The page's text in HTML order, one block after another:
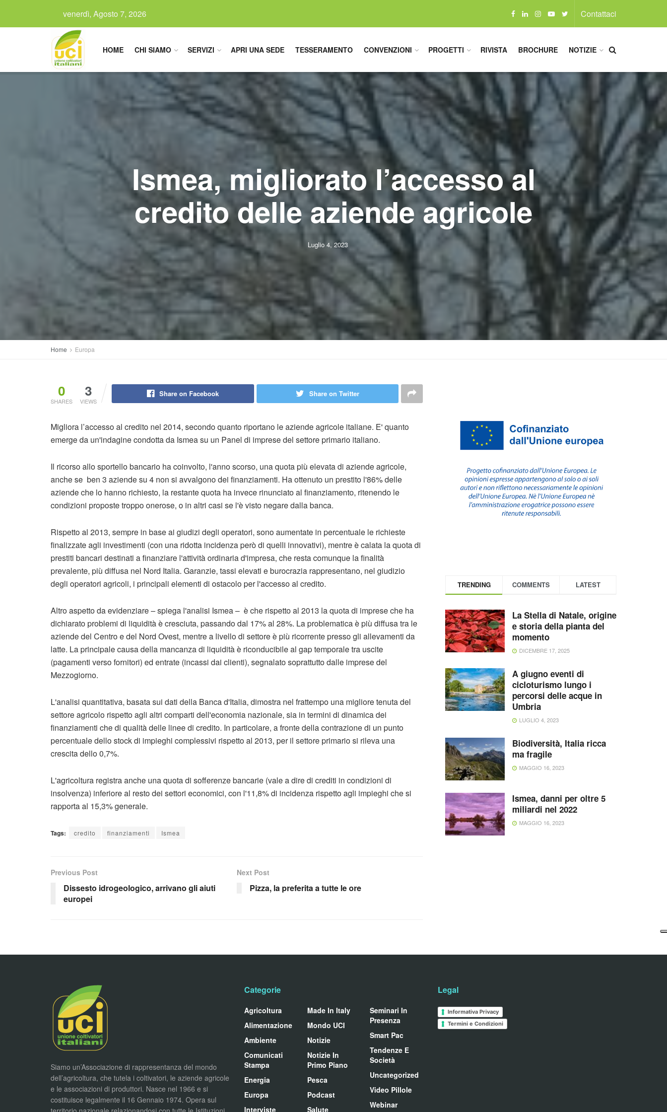
venerdì, Agosto 7, 2026 Contattaci
HOME CHI SIAMO SERVIZI APRI UNA SEDE TESSERAMENTO CONVENZIONI PROGETTI RIVISTA BROCHURE NOTIZIE
Ismea, migliorato l’accesso al
credito delle aziende agricole
Luglio 4, 2023
Home Europa
0
SHARES
3
VIEWS
Share on Facebook Share on Twitter
Migliora l’accesso al credito nel 2014, secondo quanto riportano le aziende agricole italiane. E' quanto
emerge da un'indagine condotta da Ismea su un Panel di imprese del settore primario italiano.
Il ricorso allo sportello bancario ha coinvolto, l'anno scorso, una quota più elevata di aziende agricole,
anche se ben 3 aziende su 4 non si avvalgono dei finanziamenti. Ha ottenuto un prestito l'86% delle
aziende che lo hanno richiesto, la restante quota ha invece rinunciato al finanziamento, ritenendo le
condizioni proposte troppo onerose, o in altri casi se l'è visto negare dalla banca.
Rispetto al 2013, sempre in base ai giudizi degli operatori, sono aumentate in percentuale le richieste
finalizzate agli investimenti (con una ridotta incidenza però di quelli innovativi), mentre è calata la quota di
prestiti bancari destinati a finanziare l'attività ordinaria d'impresa, che resta comunque la finalità
prevalente, più diffusa nel Nord Italia. Garanzie, tassi elevati e burocrazia rappresentano, nel giudizio
degli operatori agricoli, i principali elementi di ostacolo per l'accesso al credito.
Altro aspetto da evidenziare – spiega l'analisi Ismea – è che rispetto al 2013 la quota di imprese che ha
dichiarato problemi di liquidità è cresciuta, passando dal 17% al 28%. La problematica è più diffusa tra le
aziende del Centro e del Nord Ovest, mentre a livello di settore è più ricorrente presso gli allevamenti da
latte. La principale causa della mancanza di liquidità è riconducibile al gap temporale tra uscite
(pagamenti verso fornitori) ed entrate (incassi dai clienti), segnalato soprattutto dalle imprese del
Mezzogiorno.
L'analisi quantitativa, basata sui dati della Banca d'Italia, dimostra nel frattempo una migliore tenuta del
settore agricolo rispetto agli altri comparti dell'economia nazionale, sia in termini di dinamica dei
finanziamenti che di qualità delle linee di credito. In particolare, a fronte della contrazione di un punto
percentuale dello stock di impieghi complessivi rispetto al 2013, per il settore primario si rileva una
crescita dello 0,7%.
L'agricoltura registra anche una quota di sofferenze bancarie (vale a dire di crediti in condizioni di
insolvenza) inferiore al resto dei settori economici, con l'11,8% di incidenza rispetto agli impieghi che si
rapporta al 15,3% generale.
Tags: credito finanziamenti Ismea
Previous Post
Dissesto idrogeologico, arrivano gli aiuti
europei
Next Post
Pizza, la preferita a tutte le ore
TRENDING COMMENTS LATEST
La Stella di Natale, origine
e storia della pianta del
momento
DICEMBRE 17, 2025
A giugno eventi di
cicloturismo lungo i
percorsi delle acque in
Umbria
LUGLIO 4, 2023
Biodiversità, Italia ricca
ma fragile
MAGGIO 16, 2023
Ismea, danni per oltre 5
miliardi nel 2022
MAGGIO 16, 2023
Siamo un’Associazione di rappresentanza del mondo
dell’agricoltura, che tutela i coltivatori, le aziende agricole
e le associazioni di produttori. Nasce nel 1966 e si
costituisce legalmente il 16 Gennaio 1974. Opera sul
Categorie
Agricoltura
Alimentazione
Ambiente
Comunicati
Stampa
Energia
Europa
Interviste
Made In Italy
Mondo UCI
Notizie
Notizie In
Primo Piano
Pesca
Podcast
Salute
Seminari In
Presenza
Smart Pac
Tendenze E
Società
Uncategorized
Video Pillole
Webinar
Legal
Informativa Privacy
Termini e Condizioni